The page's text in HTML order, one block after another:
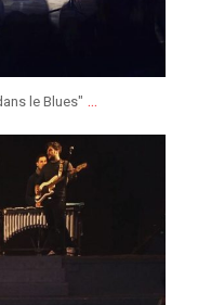
le Blues" ...